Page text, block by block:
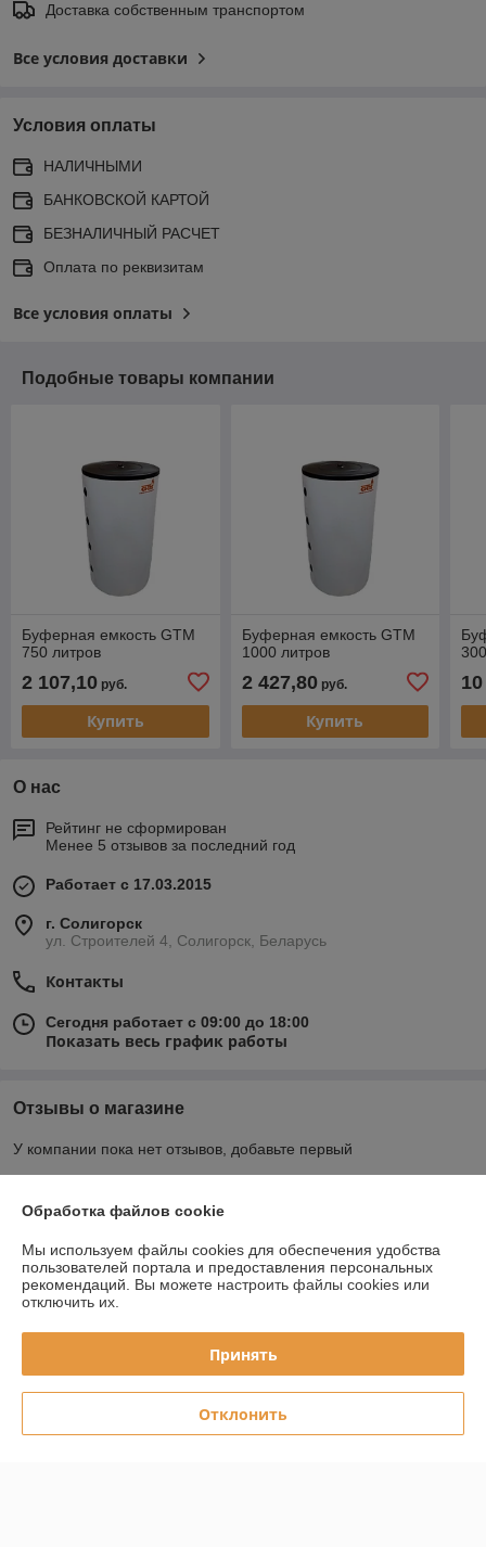
Доставка собственным транспортом
Все условия доставки
Условия оплаты
НАЛИЧНЫМИ
БАНКОВСКОЙ КАРТОЙ
БЕЗНАЛИЧНЫЙ РАСЧЕТ
Оплата по реквизитам
Все условия оплаты
Подобные товары компании
Буферная емкость GTM
750 литров
2 107,10 руб.
Купить
Буферная емкость GTM
1000 литров
2 427,80руб.
Купить
О нас
Рейтинг не сформирован
Менее 5 отзывов за последний год
Работает с 17.03.2015
г. Солигорск
ул. Строителей 4, Солигорск, Беларусь
Контакты
Сегодня работает с 09:00 до 18:00
Показать весь график работы
Отзывы о магазине
У компании пока нет отзывов, добавьте первый
О нас
Контакты
Обработка файлов cookie
Мы используем файлы cookies для обеспечения удобства
пользователей портала и предоставления персональных
рекомендаций. Вы можете настроить файлы cookies или
отключить их.
Принять
Отклонить